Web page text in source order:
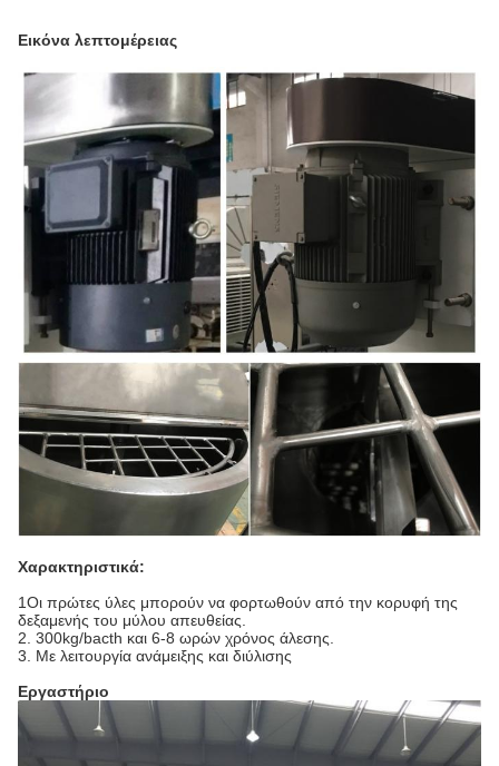
Εικόνα λεπτομέρειας
Χαρακτηριστικά:
1Οι πρώτες ύλες μπορούν να φορτωθούν από την κορυφή της
δεξαμενής του μύλου απευθείας.
2. 300kg/bacth και 6-8 ωρών χρόνος άλεσης.
3. Με λειτουργία ανάμειξης και διύλισης
Εργαστήριο